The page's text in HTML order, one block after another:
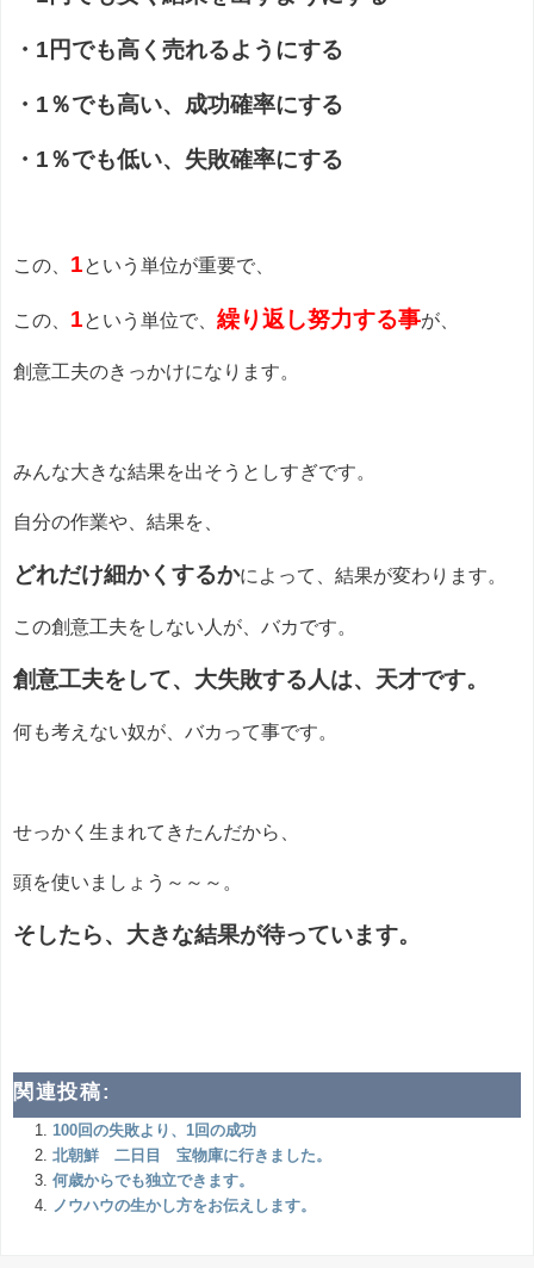
・1円でも高く売れるようにする
・1％でも高い、成功確率にする
・1％でも低い、失敗確率にする
この、 1という単位が重要で、
この、 1という単位で、 繰り返し努力する事が、
創意工夫のきっかけになります。
みんな大きな結果を出そうとしすぎです。
自分の作業や、結果を、
どれだけ細かくするかによって、結果が変わります。
この創意工夫をしない人が、バカです。
創意工夫をして、大失敗する人は、天才です。
何も考えない奴が、バカって事です。
せっかく生まれてきたんだから、
頭を使いましょう～～～。
そしたら、大きな結果が待っています。
関連投稿:
100回の失敗より、1回の成功
北朝鮮 二日目 宝物庫に行きました。
何歳からでも独立できます。
ノウハウの生かし方をお伝えします。